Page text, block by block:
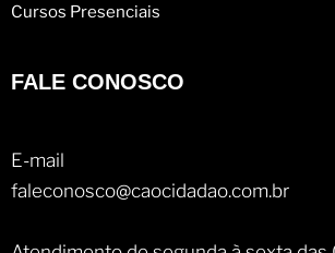
Cursos Presenciais
FALE CONOSCO
E-mail
faleconosco@caocidadao.com.br